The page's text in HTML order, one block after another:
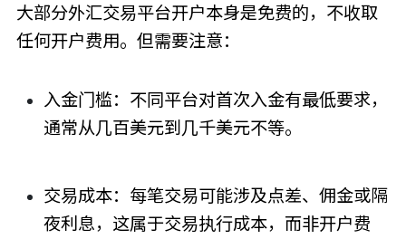
大部分外汇交易平台开户本身是免费的，不收取
任何开户费用。但需要注意：
入金门槛：不同平台对首次入金有最低要求，
通常从几百美元到几千美元不等。
交易成本：每笔交易可能涉及点差、佣金或隔
夜利息，这属于交易执行成本，而非开户费